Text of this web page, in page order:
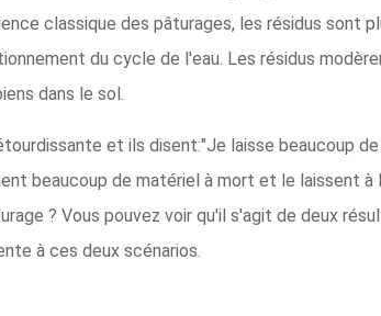
classique des pâturages, les résidus sont
du cycle de l'eau. Les résidus
dans le sol.
et ils disent:"Je laisse beaucoup
beaucoup de matériel à mort et le laissent à
? Vous pouvez voir qu'il s'agit de deux
à ces deux scénarios.